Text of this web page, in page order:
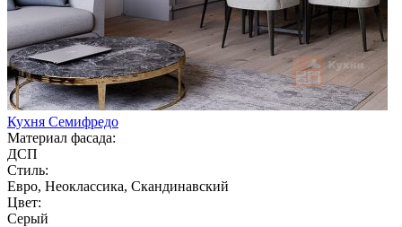
Кухня Семифредо
Материал фасада:
ДСП
Стиль:
Евро, Неоклассика, Скандинавский
Цвет:
Серый